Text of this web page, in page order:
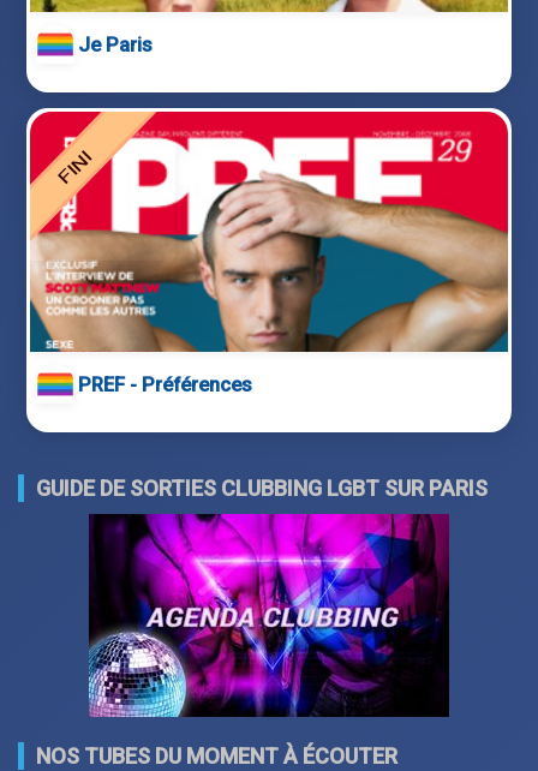
Je Paris
PREF - Préférences
GUIDE DE SORTIES CLUBBING LGBT SUR PARIS
NOS TUBES DU MOMENT À ÉCOUTER